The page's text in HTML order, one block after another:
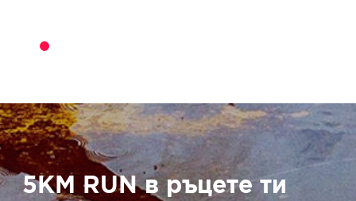
5KM
RUN
в
ръцете
ти 5KM RUN в ръцете ти